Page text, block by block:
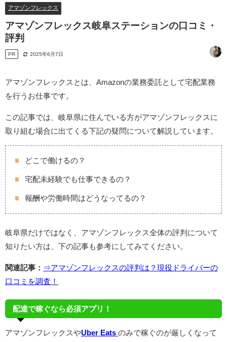
アマゾンフレックス
アマゾンフレックス岐阜ステーションの口コミ・
評判
PR 2025年6月7日
アマゾンフレックスとは、Amazonの業務委託として宅配業務
を行うお仕事です。
この記事では、岐阜県に住んでいる方がアマゾンフレックスに
取り組む場合に出てくる下記の疑問について解説しています。
どこで働けるの？
宅配未経験でも仕事できるの？
報酬や労働時間はどうなってるの？
岐阜県だけではなく、アマゾンフレックス全体の評判について
知りたい方は、下の記事も参考にしてみてください。
関連記事： ⇒アマゾンフレックスの評判は？現役ドライバーの
口コミを調査！
配達で稼ぐなら必須アプリ！
アマゾンフレックスやUber Eats のみで稼ぐのが厳しくなって